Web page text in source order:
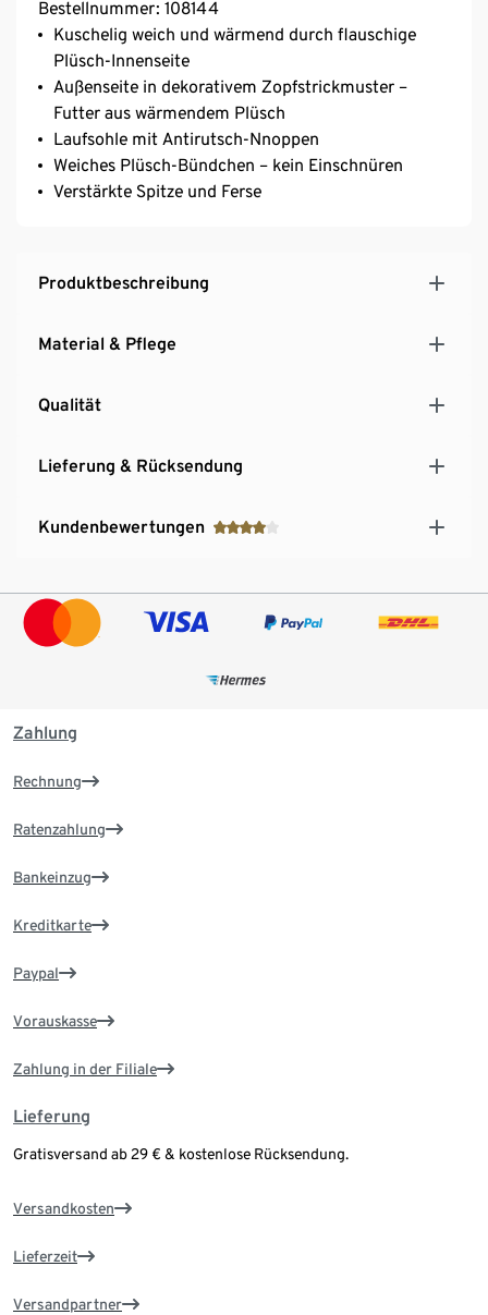
Bestellnummer: 108144
Kuschelig weich und wärmend durch flauschige
Plüsch-Innenseite
Außenseite in dekorativem Zopfstrickmuster –
Futter aus wärmendem Plüsch
Laufsohle mit Antirutsch-Nnoppen
Weiches Plüsch-Bündchen – kein Einschnüren
Verstärkte Spitze und Ferse
Produktbeschreibung
Material & Pflege
Qualität
Lieferung & Rücksendung
Kundenbewertungen
Zahlung
Rechnung
Ratenzahlung
Bankeinzug
Kreditkarte
Paypal
Vorauskasse
Zahlung in der Filiale
Lieferung
Gratisversand ab 29 € & kostenlose Rücksendung.
Versandkosten
Lieferzeit
Versandpartner